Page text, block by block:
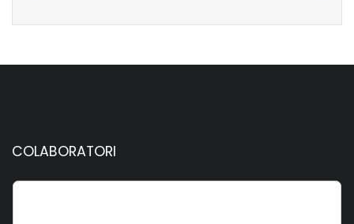
COLABORATORI